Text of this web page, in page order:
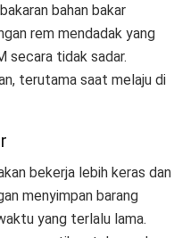
bahan bakar
rem mendadak yang
secara tidak sadar.
terutama saat melaju di
bekerja lebih keras dan
menyimpan barang
yang terlalu lama.